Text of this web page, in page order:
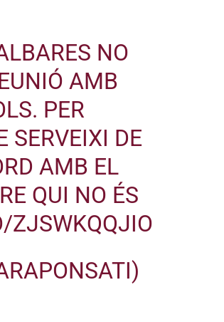
NO
AMB
PER
SERVEIXI DE
AMB EL
QUI NO ÉS
ZJSWKQQJIO